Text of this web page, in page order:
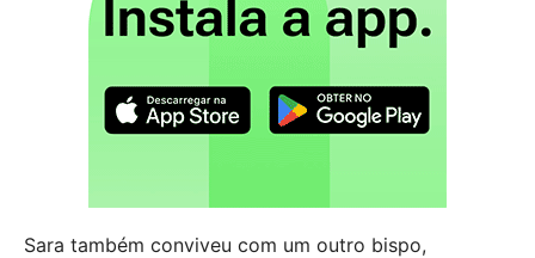
Sara também conviveu com um outro bispo,